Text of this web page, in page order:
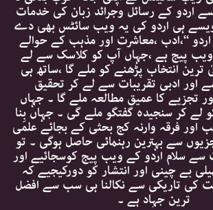
اردو کے رسائل وجرائد زبان کی خدمات
ویسے ہی اردو کی یہ ویب سائٹس بھی دے
اردو ‘‘،ادب ،معاشرت اور مذہب کے حوالے
پیج ہے ،جہاں آپ کو کلاسک سے لے
ترین انتخاب پڑھنے کو ملے گا ،ساتھ ہی
ادبی تقریبات سے لے کر تحقیق
تجزیے کا عمیق مطالعہ ملے گا ۔ جہاں
لے کر سنجیدہ گفتگو ملے گی ۔ جہاں بِنا
فرقہ وارنہ کج بحثی کے بجائے علمی
سے بہترین رہنمائی حاصل ہوگی ۔ تو
سے سلام اردو کے ویب پیج کوسجائیے اور
بے چینی اور انتشار کو دورکیجیے کہ
کی تاریکی سے نکالنا ہی سب سے افضل
ترین جہاد ہے ۔